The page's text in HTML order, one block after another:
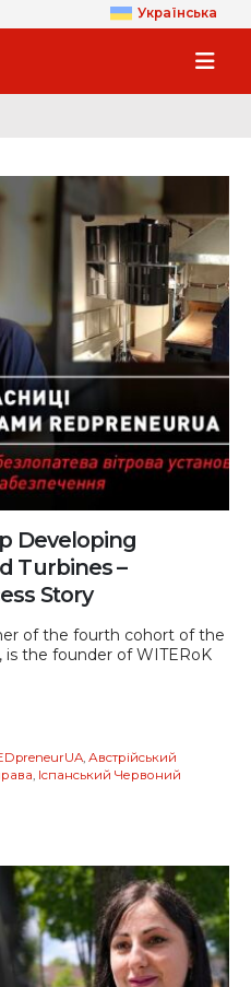
Українська
Developing
Turbines –
Story
of the fourth cohort of the
the founder of WITERoK
, Австрійський
Іспанський Червоний